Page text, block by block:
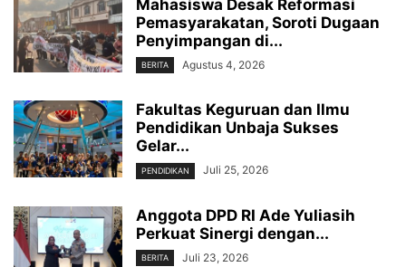
Mahasiswa Desak Reformasi
Pemasyarakatan, Soroti Dugaan
Penyimpangan di...
BERITA Agustus 4, 2026
Fakultas Keguruan dan Ilmu
Pendidikan Unbaja Sukses
Gelar...
PENDIDIKAN Juli 25, 2026
Anggota DPD RI Ade Yuliasih
Perkuat Sinergi dengan...
BERITA Juli 23, 2026